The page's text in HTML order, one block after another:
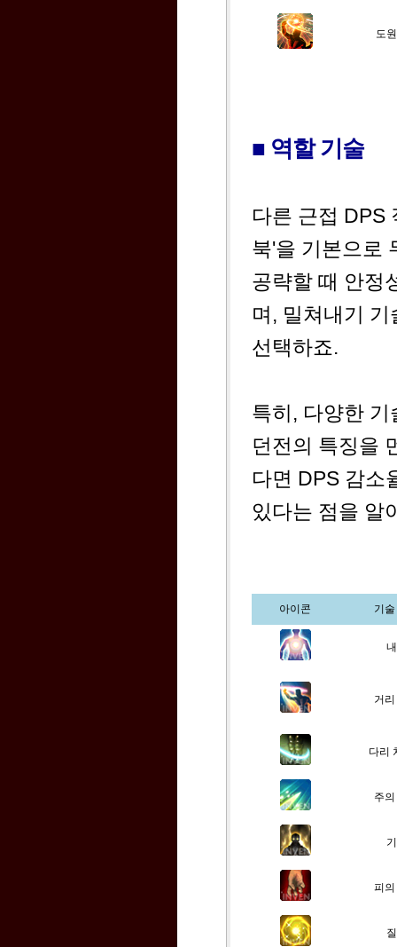
도
■ 역할 기술
다른 근접 DPS
북'을 기본으로
공략할 때 안정
며, 밀쳐내기
선택하죠.
특히, 다양한
던전의 특징을
다면 DPS 감소
있다는 점을 알
아이콘 기
거
다리
주
피